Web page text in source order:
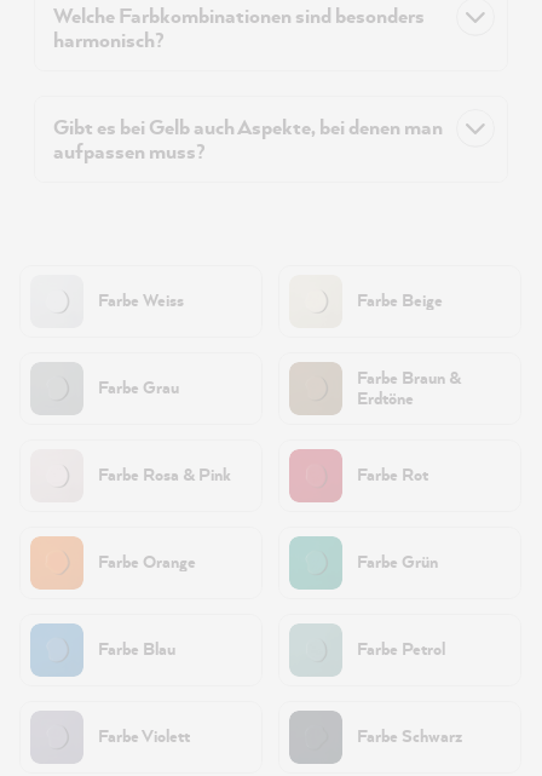
Welche Farbkombinationen sind besonders
harmonisch?
Gibt es bei Gelb auch Aspekte, bei denen man
aufpassen muss?
Farbe Weiss Farbe Beige
Farbe Grau
Farbe Braun &
Erdtöne
Farbe Rosa & Pink Farbe Rot
Farbe Orange Farbe Grün
Farbe Blau Farbe Petrol
Farbe Violett Farbe Schwarz